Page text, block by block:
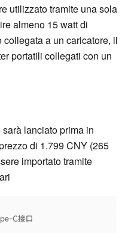
utilizzato tramite una sola
almeno 15 watt di
a un caricatore, il
portatili collegati con un
lanciato prima in
di 1.799 CNY (265
importato tramite